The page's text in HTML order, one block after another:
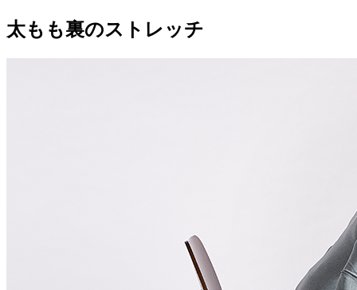
太もも裏のストレッチ